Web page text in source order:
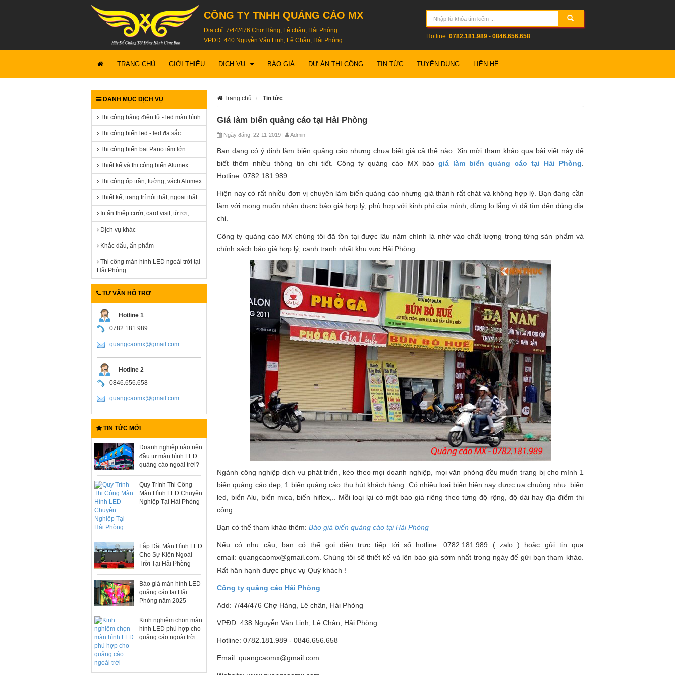
CÔNG TY TNHH QUẢNG CÁO MX
Địa chỉ: 7/44/476 Chợ Hàng, Lê chân, Hải Phòng
VPĐD: 440 Nguyễn Văn Linh, Lê Chân, Hải Phòng
Hotline: 0782.181.989 - 0846.656.658
TRANG CHỦ GIỚI THIỆU DỊCH VỤ BÁO GIÁ DỰ ÁN THI CÔNG TIN TỨC TUYỂN DỤNG LIÊN HỆ
DANH MỤC DỊCH VỤ
Thi công bảng điện tử - led màn hình
Thi công biển led - led đa sắc
Thi công biển bạt Pano tấm lớn
Thiết kế và thi công biển Alumex
Thi công ốp trần, tường, vách Alumex
Thiết kế, trang trí nội thất, ngoại thất
In ấn thiếp cưới, card visit, tờ rơi,...
Dịch vụ khác
Khắc dấu, ấn phẩm
Thi công màn hình LED ngoài trời tại
Hải Phòng
TƯ VẤN HỖ TRỢ
Hotline 1
0782.181.989
quangcaomx@gmail.com
Hotline 2
0846.656.658
quangcaomx@gmail.com
TIN TỨC MỚI
Doanh nghiệp nào nên
đầu tư màn hình LED
quảng cáo ngoài trời?
Quy Trình Thi Công
Màn Hình LED Chuyên
Nghiệp Tại Hải Phòng
Lắp Đặt Màn Hình LED
Cho Sự Kiện Ngoài
Trời Tại Hải Phòng
Báo giá màn hình LED
quảng cáo tại Hải
Phòng năm 2025
Kinh nghiệm chọn màn
hình LED phù hợp cho
quảng cáo ngoài trời
Trang chủ Tin tức
Giá làm biển quảng cáo tại Hải Phòng
Ngày đăng: 22-11-2019 | Admin
Bạn đang có ý định làm biển quảng cáo nhưng chưa biết giá cả thế nào. Xin mời tham khảo qua bài viết này để
biết thêm nhiều thông tin chi tiết. Công ty quảng cáo MX báo giá làm biển quảng cáo tại Hải Phòng
Hotline: 0782.181.989
Hiện nay có rất nhiều đơn vị chuyên làm biển quảng cáo nhưng giá thành rất chát và không hợp lý. Bạn đang cần
làm với mong muốn nhận được báo giá hợp lý, phù hợp với kinh phí của mình, đừng lo lắng vì đã tìm đến đúng địa
chỉ.
Công ty quảng cáo MX chúng tôi đã tồn tại được lâu năm chính là nhờ vào chất lượng trong từng sản phẩm và
chính sách báo giá hợp lý, cạnh tranh nhất khu vực Hải Phòng.
Ngành công nghiệp dịch vụ phát triển, kéo theo mọi doanh nghiệp, mọi văn phòng đều muốn trang bị cho mình 1
biển quảng cáo đẹp, 1 biển quảng cáo thu hút khách hàng. Có nhiều loại biển hiện nay được ưa chuộng như: biển
led, biển Alu, biển mica, biển hiflex,.. Mỗi loại lại có một báo giá riêng theo từng độ rộng, độ dài hay địa điểm thi
công.
Bạn có thể tham khảo thêm: Báo giá biển quảng cáo tại Hải Phòng
Nếu có nhu cầu, bạn có thể gọi điện trực tiếp tới số hotline: 0782.181.989 ( zalo ) hoặc gửi tin qua
email: quangcaomx@gmail.com. Chúng tôi sẽ thiết kế và lên báo giá sớm nhất trong ngày để gửi bạn tham khảo.
Rất hân hạnh được phục vụ Quý khách !
Công ty quảng cáo Hải Phòng
Add: 7/44/476 Chợ Hàng, Lê chân, Hải Phòng
VPĐD: 438 Nguyễn Văn Linh, Lê Chân, Hải Phòng
Hotline: 0782.181.989 - 0846.656.658
Email: quangcaomx@gmail.com